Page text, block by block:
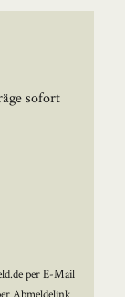
sofort
per E-Mail
Abmeldelink